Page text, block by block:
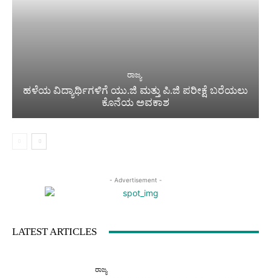
ರಾಜ್ಯ
ಹಳೆಯ ವಿದ್ಯಾರ್ಥಿಗಳಿಗೆ ಯು.ಜಿ ಮತ್ತು ಪಿ.ಜಿ ಪರೀಕ್ಷೆ ಬರೆಯಲು
ಕೊನೆಯ ಅವಕಾಶ
- Advertisement -
LATEST ARTICLES
ರಾಜ್ಯ